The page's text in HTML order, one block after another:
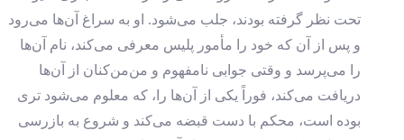
تحت نظر گرفته بودند، جلب می‌شود. او به سراغ آن‌ها می‌رود
و پس از آن که خود را مأمور پلیس معرفی می‌کند، نام آن‌ها
را می‌پرسد و وقتی جوابی نامفهوم و من‌من‌کنان از آن‌ها
دریافت می‌کند،‌ فوراً یکی از آن‌ها را، که معلوم می‌شود تری
بوده است، محکم با دست قبضه می‌کند و شروع به بازرسی